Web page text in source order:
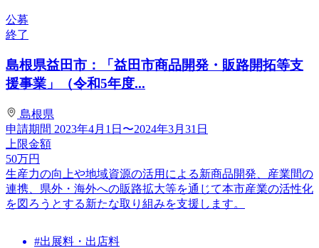
公募
終了
島根県益田市：「益田市商品開発・販路開拓等支
援事業」（令和5年度...
島根県
申請期間 2023年4月1日〜2024年3月31日
上限金額
50万円
生産力の向上や地域資源の活用による新商品開発、産業間の
連携、県外・海外への販路拡大等を通じて本市産業の活性化
を図ろうとする新たな取り組みを支援します。
#出展料・出店料